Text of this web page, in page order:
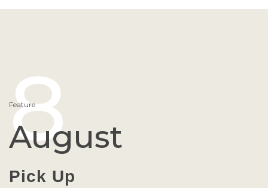
Feature
8
August
Pick Up